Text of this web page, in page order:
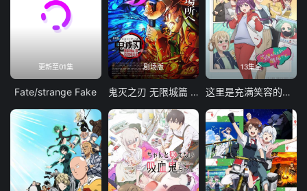
更新至01集
Fate/strange Fake
剧场版
鬼灭之刃 无限城篇 第一章 猗窝座再袭
13集全
这里是充满笑容的职场。